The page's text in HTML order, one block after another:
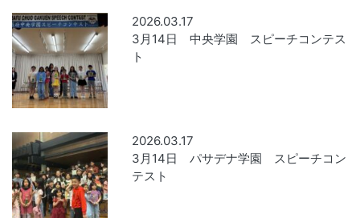
2026.03.17
3月14日 中央学園 スピーチコンテス
ト
2026.03.17
3月14日 パサデナ学園 スピーチコン
テスト